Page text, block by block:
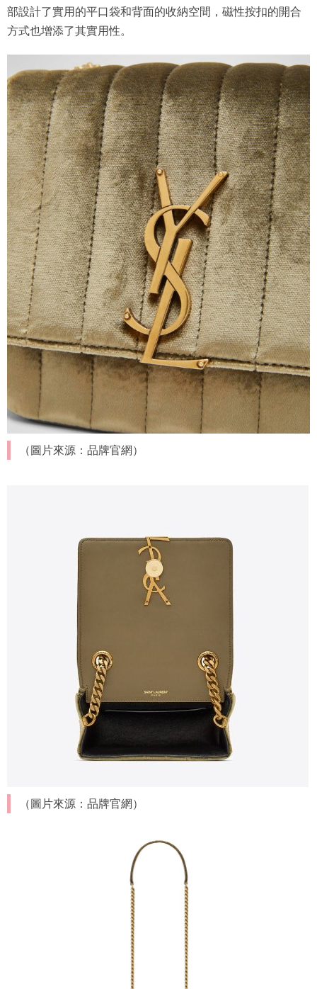
部設計了實用的平口袋和背面的收納空間，磁性按扣的開合
方式也增添了其實用性。
（圖片來源：品牌官網）
（圖片來源：品牌官網）